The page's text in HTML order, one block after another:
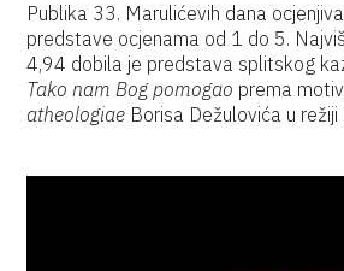
Publika 33. Marulićevih dana
predstave ocjenama od 1 do 5.
4,94 dobila je predstava splitskog
Tako nam Bog pomogao prema
atheologiae Borisa Dežulovića u